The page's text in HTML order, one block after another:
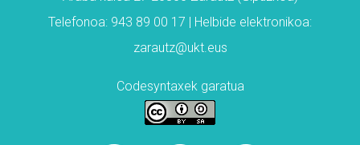
Telefonoa: 943 89 00 17 | Helbide elektronikoa:
zarautz@ukt.eus
Codesyntaxek garatua